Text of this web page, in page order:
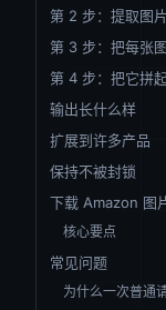
第 2 步：提取图
第 3 步：把每张
第 4 步：把它拼
输出长什么样
扩展到许多产品
保持不被封锁
下载 Amazon 图
核心要点
常见问题
为什么一次普通